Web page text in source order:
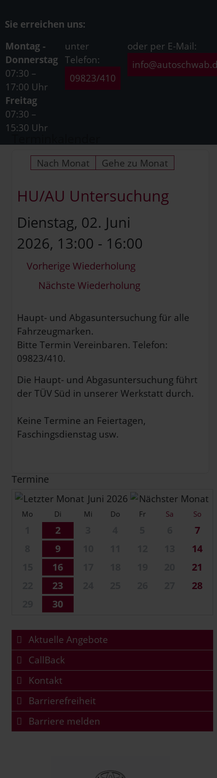
Sie erreichen uns:
Montag -
Donnerstag
07:30 –
17:00 Uhr
Freitag
07:30 –
15:30 Uhr
unter
Telefon:
09823/410
oder per E-Mail:
Nach Monat Gehe zu Monat
HU/AU Untersuchung
Dienstag, 02. Juni
2026, 13:00 - 16:00
Vorherige Wiederholung
Nächste Wiederholung
Haupt- und Abgasuntersuchung für alle
Fahrzeugmarken.
Bitte Termin Vereinbaren. Telefon:
09823/410.
Die Haupt- und Abgasuntersuchung führt
der TÜV Süd in unserer Werkstatt durch.
Keine Termine an Feiertagen,
Faschingsdienstag usw.
Termine
Juni 2026
Mo Di Mi Do Fr Sa So
2
7
9
14
16
21
23
28
30
Aktuelle Angebote
CallBack
Kontakt
Barrierefreiheit
Barriere melden